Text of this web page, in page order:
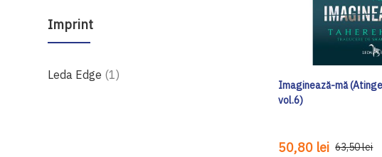
Imprint
Leda Edge 1produs
Imaginează-mă
vol.6)
50,80 lei 63,50 lei